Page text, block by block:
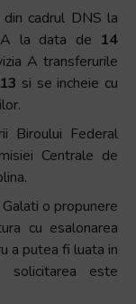
cadrul DNS la
la data de 14
A transferurile
si se incheie cu
Biroului Federal
Centrale de
o propunere
cu esalonarea
a putea fi luata in
solicitarea este